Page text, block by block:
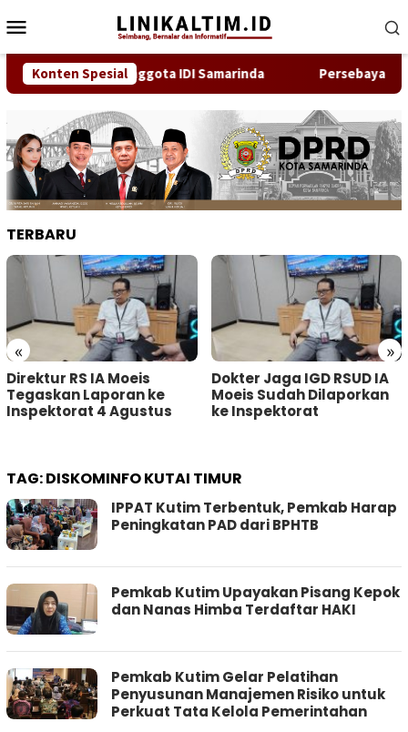
ke
kontenMobile
Konten Spesial
Bukan Anggota IDI Samarinda Persebaya
TERBARU
« »
Direktur RS IA Moeis
Tegaskan Laporan ke
Inspektorat 4 Agustus
Dokter Jaga IGD RSUD IA
Moeis Sudah Dilaporkan
ke Inspektorat
TAG:DISKOMINFO KUTAI TIMUR
IPPAT Kutim Terbentuk, Pemkab Harap
Peningkatan PAD dari BPHTB
Pemkab Kutim Upayakan Pisang Kepok
dan Nanas Himba Terdaftar HAKI
Pemkab Kutim Gelar Pelatihan
Penyusunan Manajemen Risiko untuk
Perkuat Tata Kelola Pemerintahan